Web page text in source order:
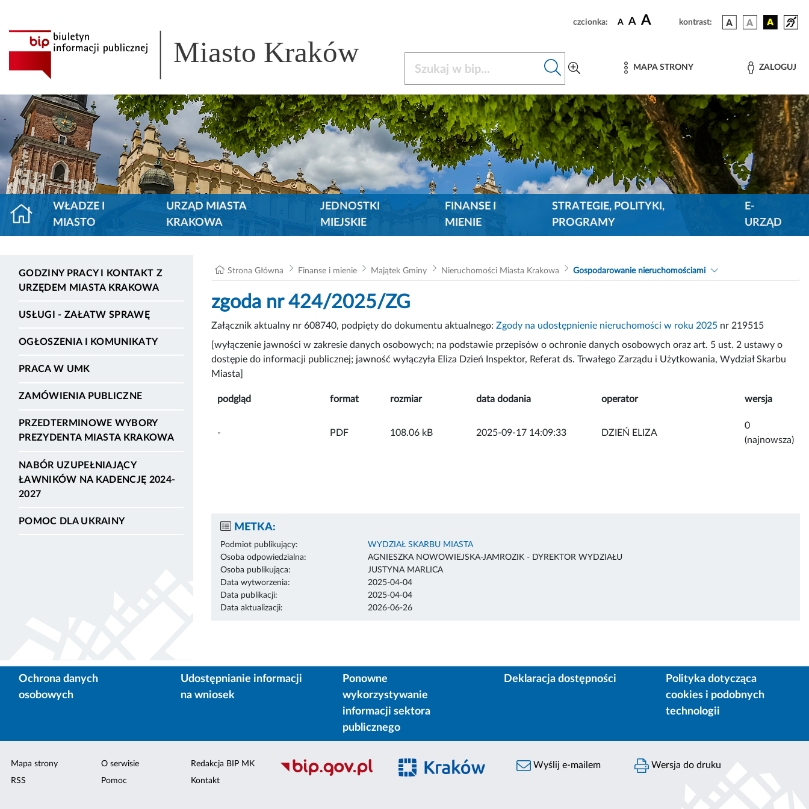
czcionka: A A A kontrast:
Miasto Kraków MAPA STRONY ZALOGUJ
WŁADZE I
MIASTO
URZĄD MIASTA
KRAKOWA
JEDNOSTKI
MIEJSKIE
FINANSE I
MIENIE
STRATEGIE, POLITYKI,
PROGRAMY
E-
URZĄD
GODZINY PRACY I KONTAKT Z
URZĘDEM MIASTA KRAKOWA
USŁUGI - ZAŁATW SPRAWĘ
OGŁOSZENIA I KOMUNIKATY
PRACA W UMK
ZAMÓWIENIA PUBLICZNE
PRZEDTERMINOWE WYBORY
PREZYDENTA MIASTA KRAKOWA
NABÓR UZUPEŁNIAJĄCY
ŁAWNIKÓW NA KADENCJĘ 2024-
2027
POMOC DLA UKRAINY
Strona Główna Finanse i mienie Majątek Gminy Nieruchomości Miasta Krakowa Gospodarowanie nieruchomościami
zgoda nr 424/2025/ZG
Załącznik aktualny nr 608740, podpięty do dokumentu aktualnego: Zgody na udostępnienie nieruchomości w roku 2025 nr 219515
[wyłączenie jawności w zakresie danych osobowych; na podstawie przepisów o ochronie danych osobowych oraz art. 5 ust. 2 ustawy o
dostępie do informacji publicznej; jawność wyłączyła Eliza Dzień Inspektor, Referat ds. Trwałego Zarządu i Użytkowania, Wydział Skarbu
Miasta]
podgląd format rozmiar data dodania operator wersja
- PDF 108.06 kB 2025-09-17 14:09:33 DZIEŃ ELIZA
0
(najnowsza)
METKA:
Podmiot publikujący:
WYDZIAŁ SKARBU MIASTA
Osoba odpowiedzialna:
AGNIESZKA NOWOWIEJSKA-JAMROZIK - DYREKTOR WYDZIAŁU
Osoba publikująca:
JUSTYNA MARLICA
Data wytworzenia:
2025-04-04
Data publikacji:
2025-04-04
Data aktualizacji:
2026-06-26
Ochrona danych
osobowych
Udostępnianie informacji
na wniosek
Ponowne
wykorzystywanie
informacji sektora
publicznego
Deklaracja dostępności
Polityka dotycząca
cookies i podobnych
technologii
Mapa strony
RSS
O serwisie
Pomoc
Redakcja BIP MK
Kontakt
Wyślij e-mailem Wersja do druku